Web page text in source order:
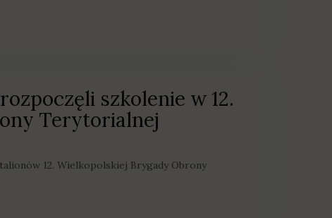
szkolenie w 12.
Terytorialnej
12. Wielkopolskiej Brygady Obrony